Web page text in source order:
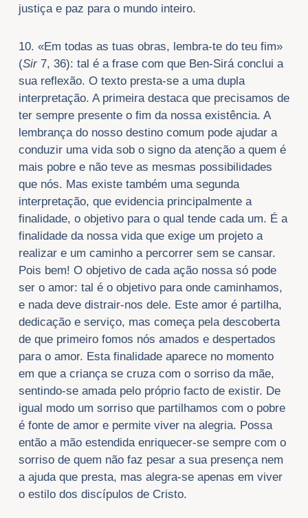
justiça e paz para o mundo inteiro.
10. «Em todas as tuas obras, lembra-te do teu fim»
(Sir7, 36): tal é a frase com que Ben-Sirá conclui a
sua reflexão. O texto presta-se a uma dupla
interpretação. A primeira destaca que precisamos de
ter sempre presente o fim da nossa existência. A
lembrança do nosso destino comum pode ajudar a
conduzir uma vida sob o signo da atenção a quem é
mais pobre e não teve as mesmas possibilidades
que nós. Mas existe também uma segunda
interpretação, que evidencia principalmente a
finalidade, o objetivo para o qual tende cada um. É a
finalidade da nossa vida que exige um projeto a
realizar e um caminho a percorrer sem se cansar.
Pois bem! O objetivo de cada ação nossa só pode
ser o amor: tal é o objetivo para onde caminhamos,
e nada deve distrair-nos dele. Este amor é partilha,
dedicação e serviço, mas começa pela descoberta
de que primeiro fomos nós amados e despertados
para o amor. Esta finalidade aparece no momento
em que a criança se cruza com o sorriso da mãe,
sentindo-se amada pelo próprio facto de existir. De
igual modo um sorriso que partilhamos com o pobre
é fonte de amor e permite viver na alegria. Possa
então a mão estendida enriquecer-se sempre com o
sorriso de quem não faz pesar a sua presença nem
a ajuda que presta, mas alegra-se apenas em viver
o estilo dos discípulos de Cristo.